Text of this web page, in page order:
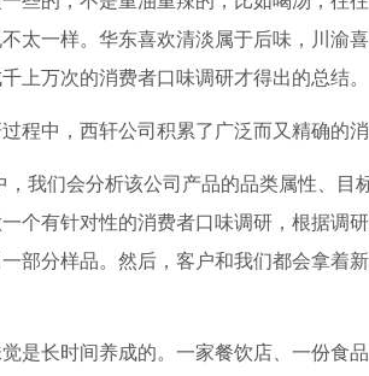
太一样。华东喜欢清淡属于后味，川渝
上万次的消费者口味调研才得出的总结。
程中，西轩公司积累了广泛而又精确的
，我们会分析该公司产品的品类属性、
个有针对性的消费者口味调研，根据调
部分样品。然后，客户和我们都会拿着
是长时间养成的。一家餐饮店、一份食